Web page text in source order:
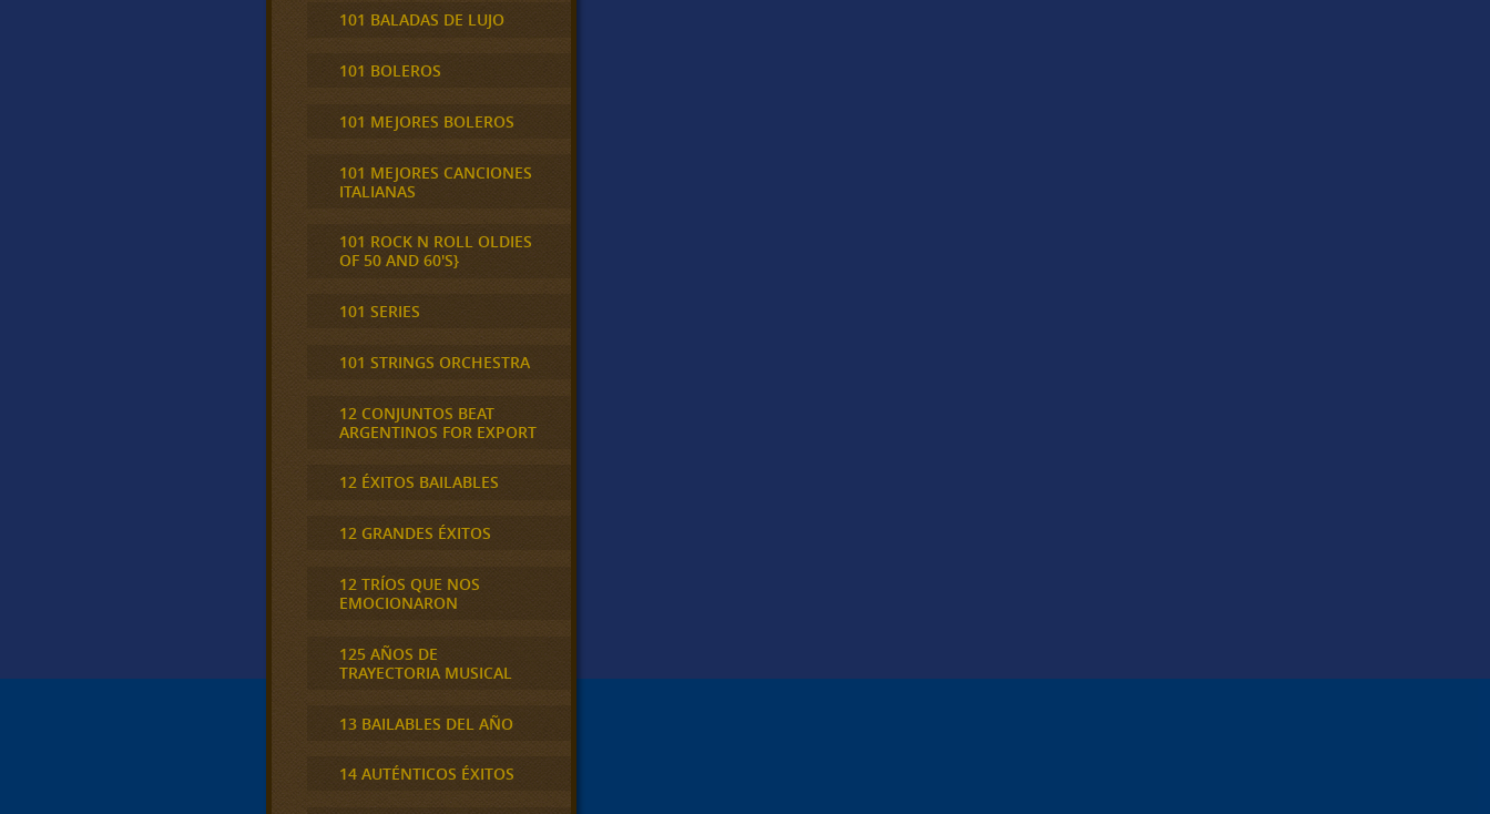
101 BALADAS DE LUJO
101 BOLEROS
101 MEJORES BOLEROS
101 MEJORES CANCIONES
ITALIANAS
101 ROCK N ROLL OLDIES
OF 50 AND 60'S}
101 SERIES
101 STRINGS ORCHESTRA
12 CONJUNTOS BEAT
ARGENTINOS FOR EXPORT
12 ÉXITOS BAILABLES
12 GRANDES ÉXITOS
12 TRÍOS QUE NOS
EMOCIONARON
125 AÑOS DE
TRAYECTORIA MUSICAL
13 BAILABLES DEL AÑO
14 AUTÉNTICOS ÉXITOS